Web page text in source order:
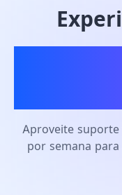
Aproveite
por semana